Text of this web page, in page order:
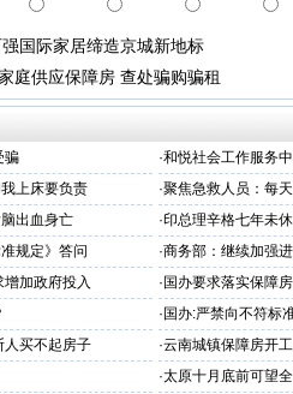
国际家居缔造京城新地标
庭供应保障房 查处骗购骗租
骗 ·和悦社会工作服务
上床要负责 ·聚焦急救人员：每
出血身亡 ·印总理辛格七年未
规定》答问 ·商务部：继续加强
加政府投入 · 国办要求落实保障
· 国办:严禁向不符标
人买不起房子 ·云南城镇保障房开
·太原十月底前可望